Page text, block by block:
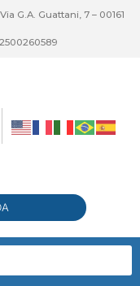
G.A. Guattani, 7 – 00161